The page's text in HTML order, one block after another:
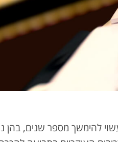
להימשך מספר שנים, בהן